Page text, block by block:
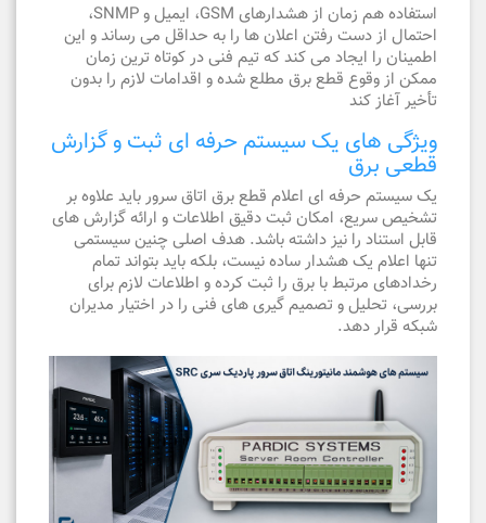
استفاده هم زمان از هشدارهای GSM، ایمیل و SNMP،
احتمال از دست رفتن اعلان ها را به حداقل می رساند و این
اطمینان را ایجاد می کند که تیم فنی در کوتاه ترین زمان
ممکن از وقوع قطع برق مطلع شده و اقدامات لازم را بدون
تأخیر آغاز کند
ویژگی های یک سیستم حرفه ای ثبت و گزارش
قطعی برق
یک سیستم حرفه ای اعلام قطع برق اتاق سرور باید علاوه بر
تشخیص سریع، امکان ثبت دقیق اطلاعات و ارائه گزارش های
قابل استناد را نیز داشته باشد. هدف اصلی چنین سیستمی
تنها اعلام یک هشدار ساده نیست، بلکه باید بتواند تمام
رخدادهای مرتبط با برق را ثبت کرده و اطلاعات لازم برای
بررسی، تحلیل و تصمیم گیری های فنی را در اختیار مدیران
شبکه قرار دهد.